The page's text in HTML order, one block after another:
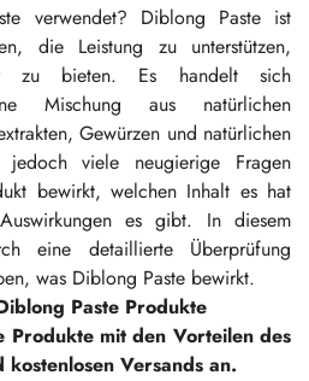
verwendet? Diblong Paste ist
die Leistung zu unterstützen,
zu bieten. Es handelt sich
Mischung aus natürlichen
Gewürzen und natürlichen
jedoch viele neugierige Fragen
bewirkt, welchen Inhalt es hat
es gibt. In diesem
eine detaillierte Überprüfung
was Diblong Paste bewirkt.
Paste Produkte
Produkte mit den Vorteilen des
Versands an.